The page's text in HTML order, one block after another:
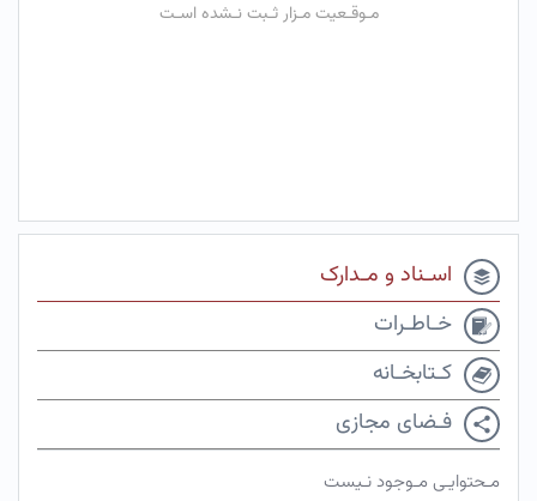
مـوقـعیت مـزار ثـبت نـشده اسـت
اسـناد و مـدارک
خـاطـرات
کـتابخـانه
فـضای مجازی
مـحتوایـی مـوجود نـیست